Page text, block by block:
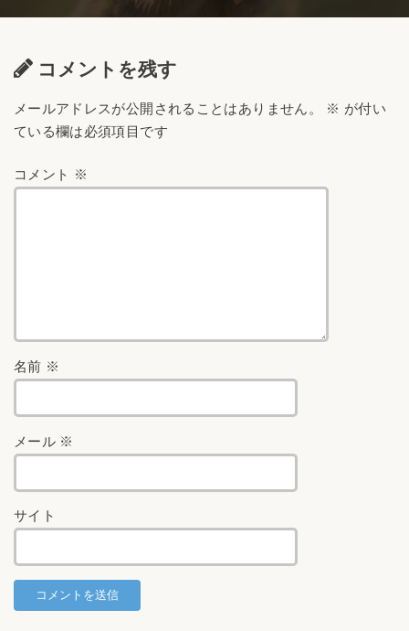
コメントを残す
メールアドレスが公開されることはありません。 ※ が付い
ている欄は必須項目です
コメント ※
名前 ※
メール ※
サイト